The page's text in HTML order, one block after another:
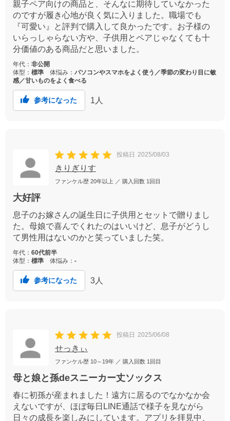
親子ペア向けの商品と、そんなに期待していなかった
のですが履き心地が良く気に入りました。職場でも
『可愛い』と評判で購入して良かったです。お子様の
いらっしゃらない方や、子供用とペアじゃなくても十
分価値のある商品だと思いました。
年代： 非公開
体型： 標準 体悩み： パソコンやスマホをよく使う／季節の変わり目に敏
感／甘いものをよく食べる
参考になった 1 人
投稿日 2025/08/03
きりぎりす
ファンケル歴 20年以上 ／ 購入回数 1回目
大好評
息子のお嫁さんの誕生日に子供用とセットで贈りまし
た。母娘で喜んでくれたのはいいけど、息子がどうし
て男性用はないのかと笑っていました笑。
年代： 60代前半
体型： 標準 体悩み： -
参考になった 3 人
投稿日 2025/06/08
せっきぃ
ファンケル歴 10～19年 ／ 購入回数 1回目
母と娘と孫deスニーカー丈ソックス
春に初孫が産まれました！遠方に居るのでなかなか会
えないですが、ほぼ毎日LINE通話で様子を見ながら
日々の成長を楽しみにしています。アプリを拝見中、